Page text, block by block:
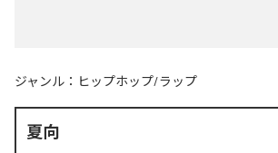
ジャンル： ヒップホップ/ラップ
夏向